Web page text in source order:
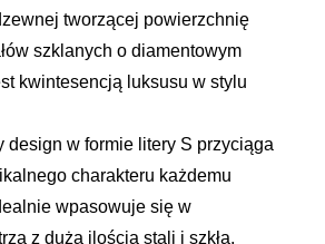
tworzącej powierzchnię
szklanych o diamentowym
kwintesencją luksusu w stylu
w formie litery S przyciąga
charakteru każdemu
wpasowuje się w
z dużą ilością stali i szkła,